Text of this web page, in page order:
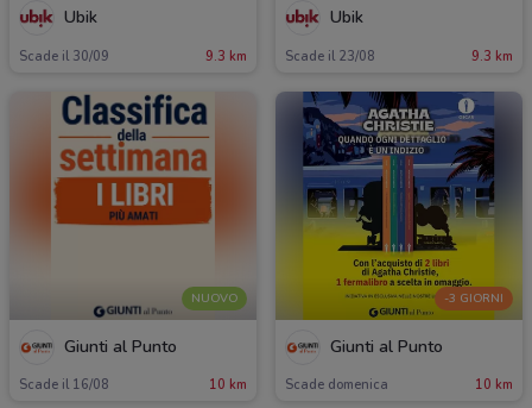
Ubik
Scade il 30/09 9.3 km
Ubik
Scade il 23/08 9.3 km
NUOVO
Giunti al Punto
Scade il 16/08 10 km
-3 GIORNI
Giunti al Punto
Scade domenica 10 km